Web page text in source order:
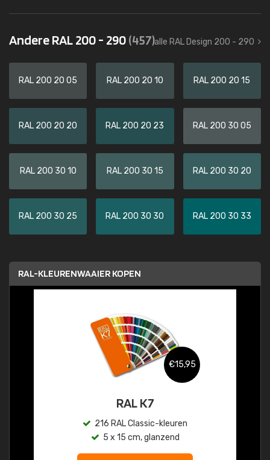
Andere RAL 200 - 290(457)alle RAL Design 200 - 290
RAL 200 20 05 RAL 200 20 10 RAL 200 20 15
RAL 200 20 20 RAL 200 20 23 RAL 200 30 05
RAL 200 30 10 RAL 200 30 15 RAL 200 30 20
RAL 200 30 25 RAL 200 30 30 RAL 200 30 33
RAL-KLEURENWAAIER KOPEN
€15,95
RAL K7
216 RAL Classic-kleuren
5 x 15 cm, glanzend